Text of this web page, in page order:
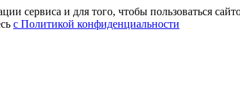
сервиса и для того, чтобы пользоваться
c Политикой конфиденциальности